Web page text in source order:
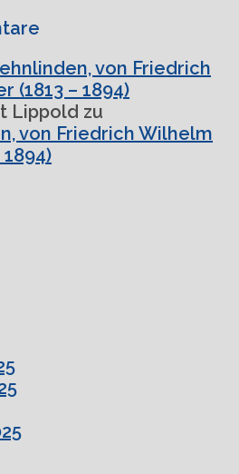
von Friedrich
(1813 – 1894)
Lippold zu
von Friedrich Wilhelm